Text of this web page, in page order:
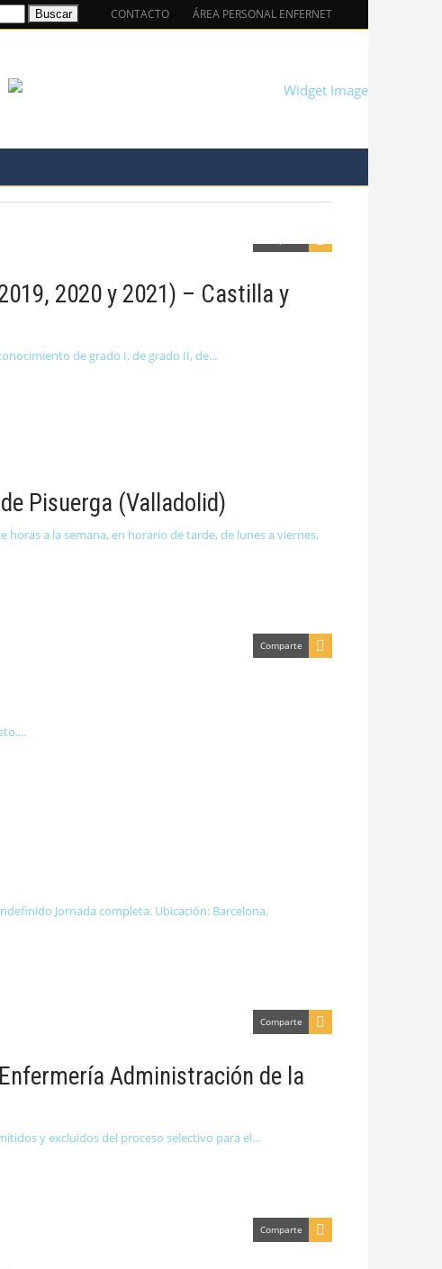
CONTACTO ÁREA PERSONAL ENFERNET
2020 y 2021) – Castilla y
de grado I, de grado II, de
Pisuerga (Valladolid)
a la semana, en horario de tarde, de lunes a viernes,
Comparte
Jornada completa. Ubicación: Barcelona.
Comparte
Administración de la
y excluidos del proceso selectivo para el
Comparte